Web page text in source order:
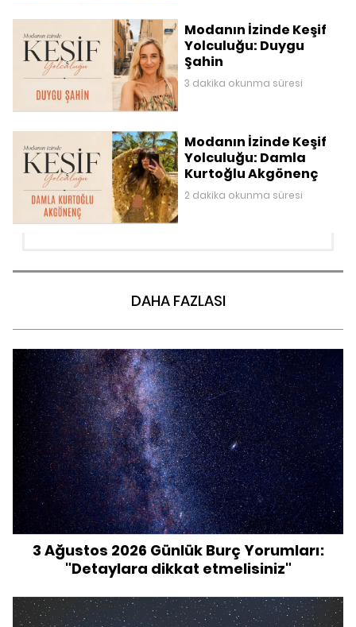
Modanın İzinde Keşif
Yolculuğu: Duygu
Şahin
3 dakika okunma süresi
Modanın İzinde Keşif
Yolculuğu: Damla
Kurtoğlu Akgönenç
2 dakika okunma süresi
DAHA FAZLASI
3 Ağustos 2026 Günlük Burç Yorumları:
"Detaylara dikkat etmelisiniz"